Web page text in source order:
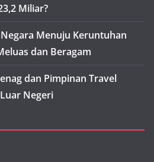
Miliar?
Menuju Keruntuhan
dan Beragam
dan Pimpinan Travel
Negeri